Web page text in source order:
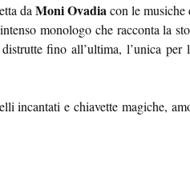
daMoni Ovadiacon le
monologo che racconta la
fino all’ultima, l’unica per
incantati e chiavette magiche,